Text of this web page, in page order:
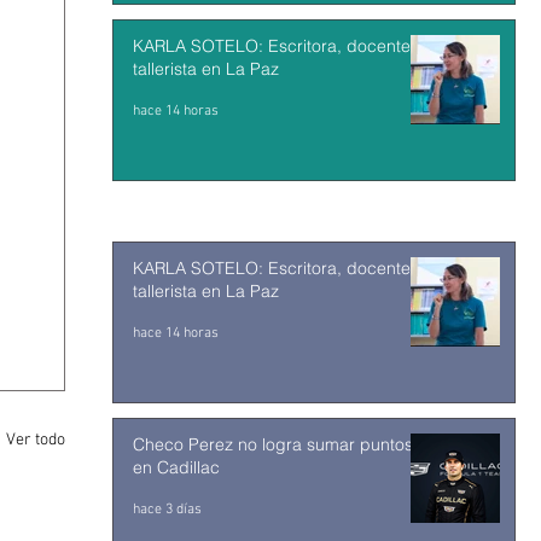
Ver todo
KARLA SOTELO: Escritora, docente y
tallerista en La Paz
hace 14 horas
KARLA SOTELO: Escritora, docente y
tallerista en La Paz
hace 14 horas
Checo Perez no logra sumar puntos
en Cadillac
hace 3 días